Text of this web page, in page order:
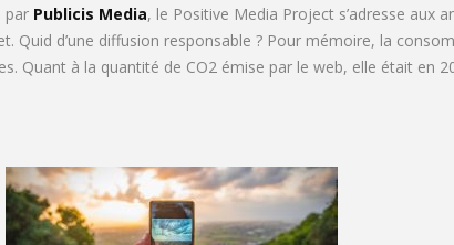
par Publicis Media, le Positive Media Project s’adresse aux
d’une diffusion responsable ? Pour mémoire, la
Quant à la quantité de CO2 émise par le web, elle était en